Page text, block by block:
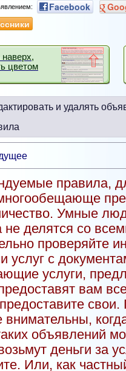
Facebook
цветом
и удалять
правила,
Умные
не делятся со
проверяйте
услуг с
услуги,
вам
внимательны,
объявлений
деньги за
Или, как